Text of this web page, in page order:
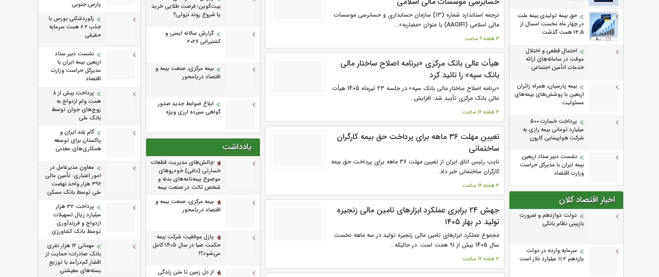
حق بیمه تولیدی بیمه ملت
در چهار ماه نخست امسال از
14.5 همت گذشت
احتمال قطعی و اختلال
موقت در سامانه‌های ارائه
خدمات اتأمین اجتماعی
بیمه پارسیان، همراه زائران
اربعین با پوشش‌های بیمه‌های
مسئولیت
پرداخت خسارت ۵۰۰
میلیارد تومانی بیمه رازی به
شرکت هواپیمایی کارون
نشست دبیر ستاد اربعین
بیمه ایران با مدیرکل حراست
وزارت اقتصاد
اخبار اقتصاد کلان
دولت دوازدهم و ضرورت
بازبینی نظام بانکی
سرمایه وارده در دولت
یازدهم ۱۱.۲ میلیارد دلار است
ترجمه استاندارد شماره (13) سازمان حسابداری و حسابرسی موسسات
مالی اسلامی (AAOIFI) با عنوان «مضاربه»...
3 هفته 9 ساعت
هیأت عالی بانک مرکزی «برنامه اصلاح ساختار مالی
بانک سپه» را تائید کرد
«برنامه اصلاح ساختار مالی بانک سپه» در جلسه 23 تیرماه 1405 هیأت
عالی بانک مرکزی تأیید شد. افزایش...
3 هفته 12 ساعت
تعیین مهلت ۳۶ ماهه برای پرداخت حق بیمه کارگران
ساختمانی
نایب رئیس اتاق ایران از تعیین مهلت 36 ماهه برای پرداخت حق بیمه
کارگران ساختمانی خبر داد.
3 هفته 12 ساعت
جهش ۲۴ برابری عملکرد ابزارهای تامین مالی زنجیره
تولید در بهار ۱۴۰۵
مجموع عملکرد ابزارهای تامین مالی زنجیره تولید در سه ماهه نخست
سال 1405 بیش از 91 همت است. در حالیکه...
3 هفته 12 ساعت
بیت‌کوین؛ فرصت طلایی خرید
یا شروع روند نزولی؟
گزارش سالانه ایمنی و
كشتیرانی ۲۰۲۶
بیمه مرکزی، صنعت بیمه و
اقتصاد دریامحور
ابلاغ ضوابط جدید صدور
گواهی سپرده ارزی ویژه
یادداشت
چالش‌های مدیریت قطعات
خسارتی (داغی) خودروهای
موضوع بیمه‌نامه‌های بدنه و
شخص ثالث در صنعت بیمه
بیمه مرکزی، صنعت بیمه و
اقتصاد دریامحور
پازل موفقیت شرکت بیمه
حکمت صبا در سال ۱۴۰۵ کامل
می‌شود؟!
از دل زمین تا متن زندگی
پارس جنوبی
رکوردشکنی بورس با
جذب ۶.۲ همت سرمایه
حقیقی
نشست دبیر ستاد
اربعین بیمه ایران با
مدیرکل حراست وزارت
اقتصاد
پرداخت بیش از ۸
همت وام ازدواج به
زوج‌های جوان توسط
بانک ملی
گام بلند ایران و
پاکستان برای توسعه
همکاری‌های معدنی
معاون مدیرعامل در
امور اعتباری: تأمین مالی
۳۹۶ هزار واحد نهضت
ملی توسط بانک مسکن
پرداخت 32 هزار
میلیارد ریال تسهیلات
ازدواج و فرزندآوری
توسط بانک کشاورزی
مهمانی ۱۲ هزار نفری
بانک صادرات؛ حمایت از
اقشار کم‌درآمد با توزیع
بسته‌های معیشتی